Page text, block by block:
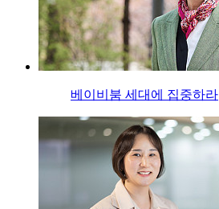
베이비붐 세대에 집중하라